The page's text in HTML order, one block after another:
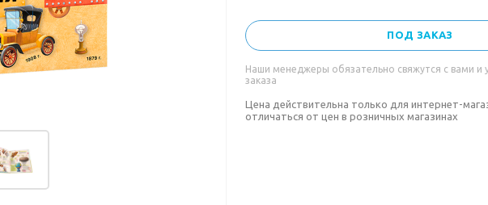
ПОД ЗАКАЗ
Наши менеджеры обязательно свяжутся с вами и
заказа
Цена действительна только для интернет-
отличаться от цен в розничных магазинах